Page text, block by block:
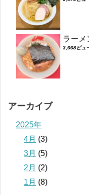
ラーメ
3,668ビュ
アーカイブ
2025年
4月 (3)
3月 (5)
2月 (2)
1月 (8)